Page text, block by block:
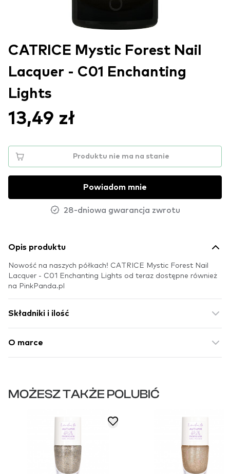
CATRICE Mystic Forest Nail
Lacquer - C01 Enchanting
Lights
13,49 zł
Produktu nie ma na stanie
Powiadom mnie
28-dniowa gwarancja zwrotu
Opis produktu
Nowość na naszych półkach! CATRICE Mystic Forest Nail
Lacquer - C01 Enchanting Lights od teraz dostępne również
na PinkPanda.pl
Składniki i ilość
O marce
MOŻESZ TAKŻE POLUBIĆ